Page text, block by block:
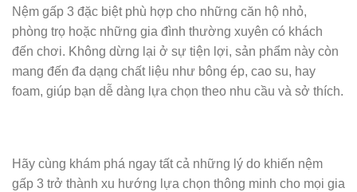
Nệm gấp 3 đặc biệt phù hợp cho những căn hộ nhỏ,
phòng trọ hoặc những gia đình thường xuyên có khách
đến chơi. Không dừng lại ở sự tiện lợi, sản phẩm này còn
mang đến đa dạng chất liệu như bông ép, cao su, hay
foam, giúp bạn dễ dàng lựa chọn theo nhu cầu và sở thích.
Hãy cùng khám phá ngay tất cả những lý do khiến nệm
gấp 3 trở thành xu hướng lựa chọn thông minh cho mọi gia